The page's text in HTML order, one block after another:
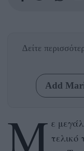
Δείτε
Add
Μ ε